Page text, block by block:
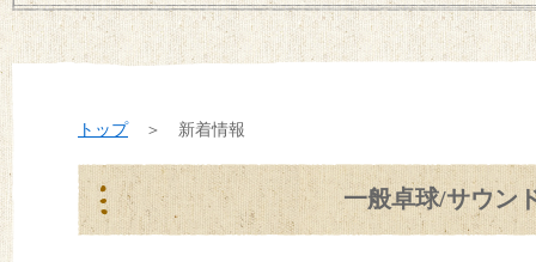
トップ＞ 新着情報
一般卓球/サウン